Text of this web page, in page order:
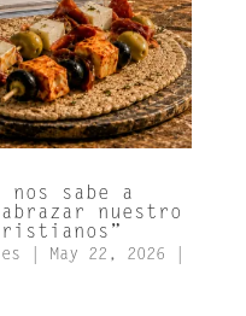
nos sabe a
nuestro
May 22, 2026